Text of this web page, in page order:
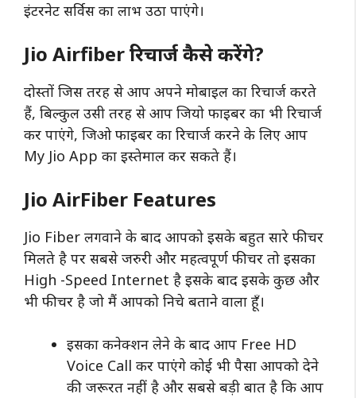
इंटरनेट सर्विस का लाभ उठा पाएंगे।
Jio Airfiber रिचार्ज कैसे करेंगे?
दोस्तों जिस तरह से आप अपने मोबाइल का रिचार्ज करते
हैं, बिल्कुल उसी तरह से आप जियो फाइबर का भी रिचार्ज
कर पाएंगे, जिओ फाइबर का रिचार्ज करने के लिए आप
My Jio App का इस्तेमाल कर सकते हैं।
Jio AirFiber Features
Jio Fiber लगवाने के बाद आपको इसके बहुत सारे फीचर
मिलते है पर सबसे जरुरी और महत्वपूर्ण फीचर तो इसका
High -Speed Internet है इसके बाद इसके कुछ और
भी फीचर है जो मैं आपको निचे बताने वाला हूँ।
इसका कनेक्शन लेने के बाद आप Free HD
Voice Call कर पाएंगे कोई भी पैसा आपको देने
की जरूरत नहीं है और सबसे बड़ी बात है कि आप